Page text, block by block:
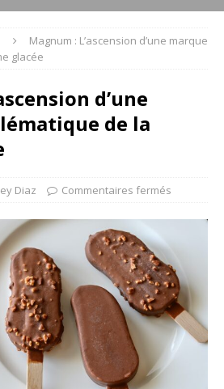
Magnum : L’ascension d’une marque
glacée
d’une
de la
Diaz Commentaires fermés